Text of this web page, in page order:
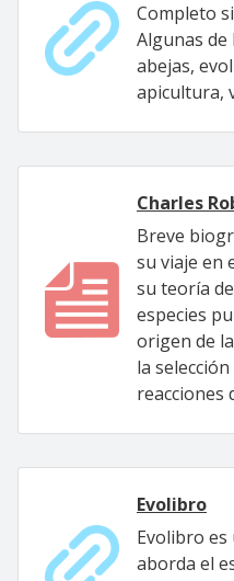
Completo
Algunas de
abejas,
apicultura,
Charles
Breve
su viaje en
su teoría
especies
origen de
la
reacciones
Evolibro
Evolibro
aborda el